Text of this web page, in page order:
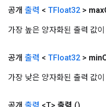
공개 출력 < TFloat32 > max
가장 높은 양자화된 출력 값
공개 출력 < TFloat32 > min
가장 낮은 양자화된 출력 값